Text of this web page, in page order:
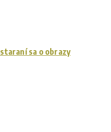
sa o obrazy